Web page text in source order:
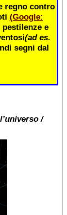
regno contro
(Google:
e
(ad es.
segni dal
/